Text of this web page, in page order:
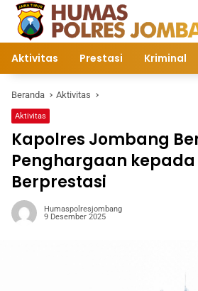
Langsung
konten
Aktivitas Prestasi Kriminal
Beranda Aktivitas
Aktivitas
Kapolres Jombang
Penghargaan kepada
Berprestasi
Humaspolresjombang
9 Desember 2025